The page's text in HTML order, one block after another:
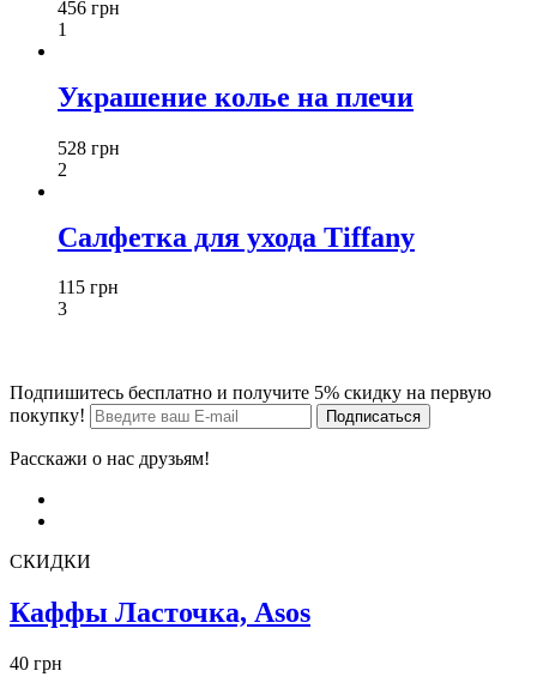
456 грн
1
Украшение колье на плечи
528 грн
2
Салфетка для ухода Tiffany
115 грн
3
Подпишитесь бесплатно и получите 5% скидку на первую
покупку!
Расскажи о нас друзьям!
СКИДКИ
Каффы Ласточка, Asos
40 грн